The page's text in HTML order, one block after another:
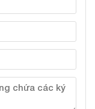
làm mềm
tình trạng